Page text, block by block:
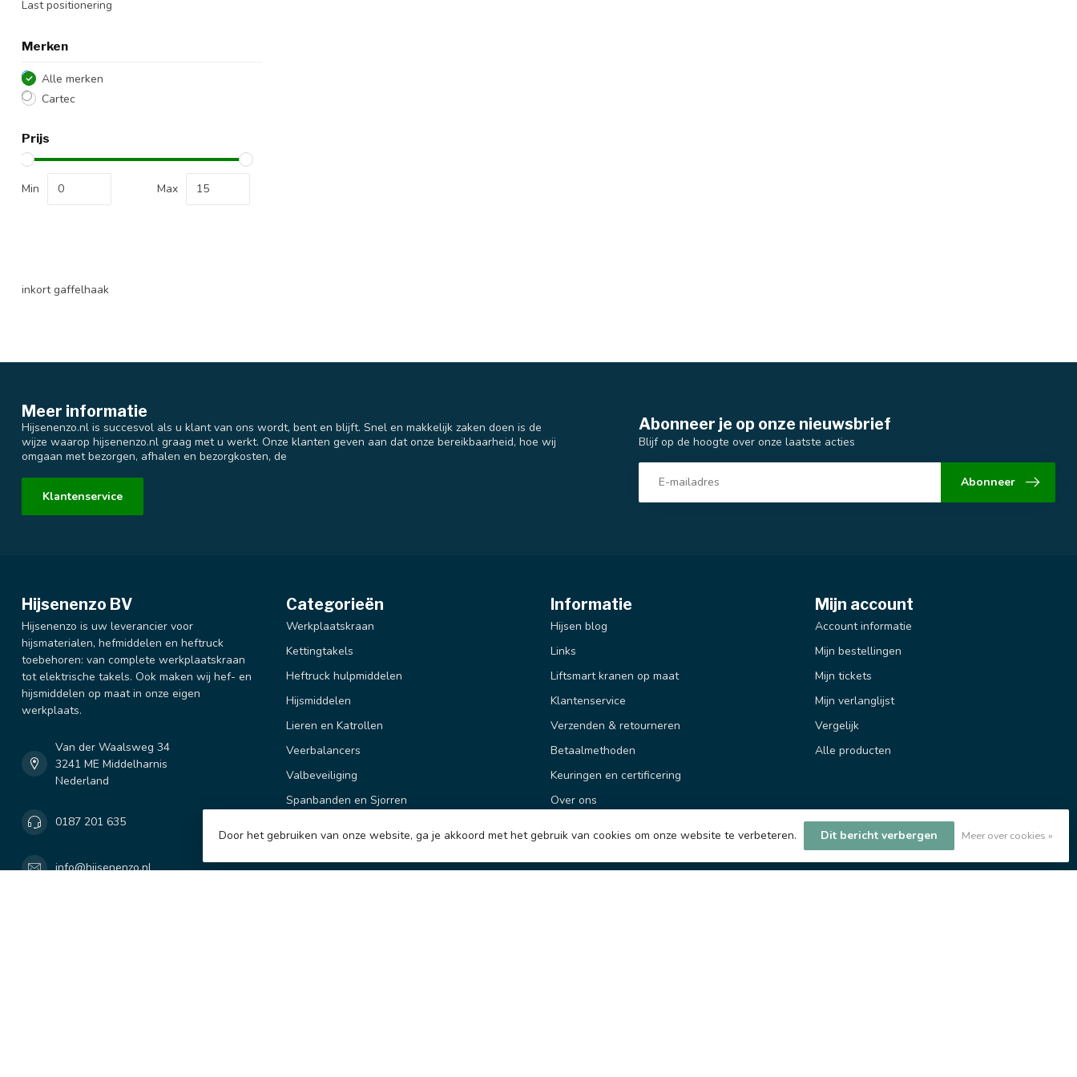
Last positionering
Merken
Alle merken
Cartec
Prijs
Min Max
inkort gaffelhaak
Meer informatie
Hijsenenzo.nl is succesvol als u klant van ons wordt, bent en blijft. Snel en makkelijk zaken doen is de
wijze waarop hijsenenzo.nl graag met u werkt. Onze klanten geven aan dat onze bereikbaarheid, hoe wij
omgaan met bezorgen, afhalen en bezorgkosten, de
Klantenservice
Abonneer je op onze nieuwsbrief
Blijf op de hoogte over onze laatste acties
Abonneer
Hijsenenzo BV
Hijsenenzo is uw leverancier voor
hijsmaterialen, hefmiddelen en heftruck
toebehoren: van complete werkplaatskraan
tot elektrische takels. Ook maken wij hef- en
hijsmiddelen op maat in onze eigen
werkplaats.
Van der Waalsweg 34
3241 ME Middelharnis
Nederland
0187 201 635
info@hijsenenzo.nl
Categorieën
Werkplaatskraan
Kettingtakels
Heftruck hulpmiddelen
Hijsmiddelen
Lieren en Katrollen
Veerbalancers
Valbeveiliging
Spanbanden en Sjorren
Informatie
Hijsen blog
Links
Liftsmart kranen op maat
Klantenservice
Verzenden & retourneren
Betaalmethoden
Keuringen en certificering
Over ons
Disclaimer
Mijn account
Account informatie
Mijn bestellingen
Mijn tickets
Mijn verlanglijst
Vergelijk
Alle producten
Door het gebruiken van onze website, ga je akkoord met het gebruik van cookies om onze website te verbeteren. Dit bericht verbergen Meer over cookies »